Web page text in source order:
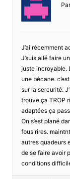
J’ai récemment
J’suis allé faire
juste incroyable.
une bécane.
sur la sercurité.
trouve ça TROP
adaptées ça
On s’est plané
fous rires.
autres quadeurs
de se faire avoir
conditions